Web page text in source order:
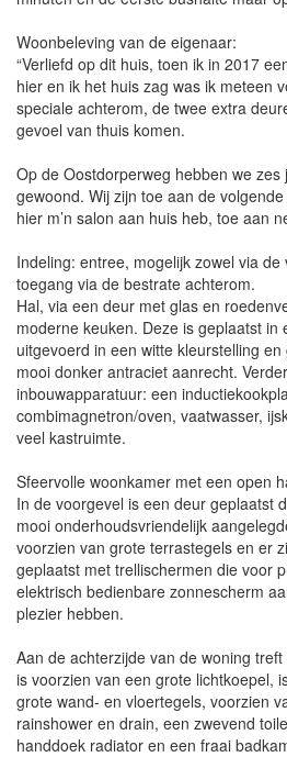
Woonbeleving van de eigenaar:
“Verliefd op dit huis, toen ik in 2017
hier en ik het huis zag was ik meteen
speciale achterom, de twee extra
gevoel van thuis komen.
Op de Oostdorperweg hebben we
gewoond. Wij zijn toe aan de
hier m’n salon aan huis heb, toe aan
Indeling: entree, mogelijk zowel via
toegang via de bestrate achterom.
Hal, via een deur met glas en
moderne keuken. Deze is geplaatst in
uitgevoerd in een witte kleurstelling
mooi donker antraciet aanrecht.
inbouwapparatuur: een
combimagnetron/oven, vaatwasser,
veel kastruimte.
Sfeervolle woonkamer met een open
In de voorgevel is een deur geplaatst
mooi onderhoudsvriendelijk
voorzien van grote terrastegels en er
geplaatst met trellischermen die voor
elektrisch bedienbare zonnescherm
plezier hebben.
Aan de achterzijde van de woning
is voorzien van een grote lichtkoepel,
grote wand- en vloertegels, voorzien
rainshower en drain, een zwevend
handdoek radiator en een fraai